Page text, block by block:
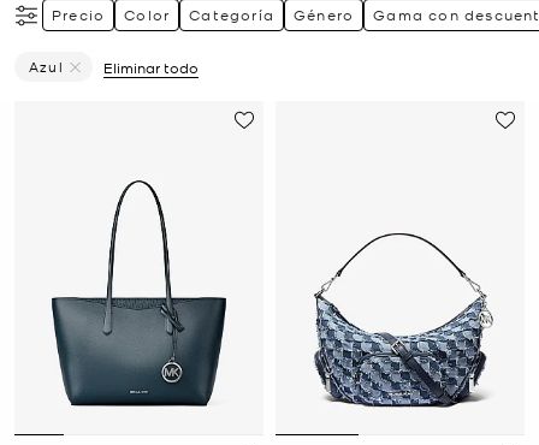
Precio Color Categoría Género Gama con
Azul
Eliminar todo